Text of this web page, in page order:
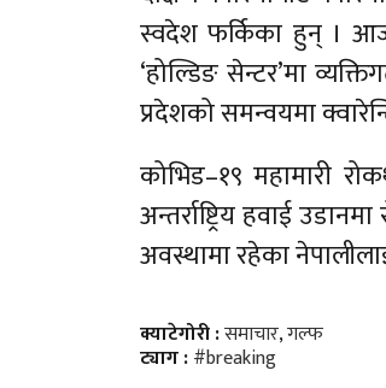
स्वदेश फर्किका हुन् । आज
‘होल्डिङ सेन्टर’मा
प्रदेशको समन्वयमा
कोभिड–१९ महामारी
अन्तर्राष्ट्रिय हवाई
अवस्थामा रहेका
क्याटेगोरी :समाचार,गल्फ
ट्याग :#breaking